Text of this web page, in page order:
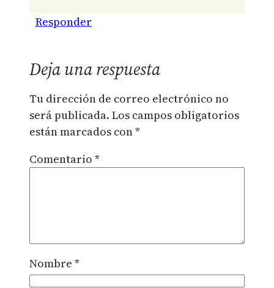
Responder
Deja una respuesta
Tu dirección de correo electrónico no
será publicada. Los campos obligatorios
están marcados con*
Comentario *
Nombre *